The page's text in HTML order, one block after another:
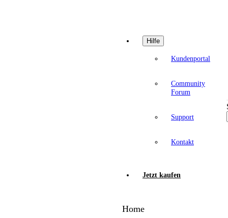
Hilfe
Kundenportal
Community
Forum
Support
Kontakt
Jetzt kaufen
Home